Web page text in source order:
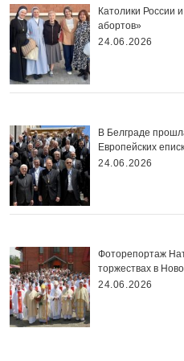
Католики России
абортов»
24.06.2026
В Белграде
Европейских
24.06.2026
Фоторепортаж
торжествах в
24.06.2026